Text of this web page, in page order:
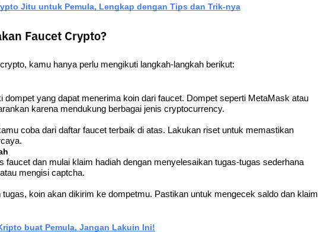
Jitu untuk Pemula, Lengkap dengan Tips dan Trik-nya
Faucet Crypto?
kamu hanya perlu mengikuti langkah-langkah berikut:
dompet yang dapat menerima koin dari faucet. Dompet seperti MetaMask atau
karena mendukung berbagai jenis cryptocurrency.
coba dari daftar faucet terbaik di atas. Lakukan riset untuk memastikan
faucet dan mulai klaim hadiah dengan menyelesaikan tugas-tugas sederhana
mengisi captcha.
tugas, koin akan dikirim ke dompetmu. Pastikan untuk mengecek saldo dan klaim
buat Pemula, Jangan Lakuin Ini!